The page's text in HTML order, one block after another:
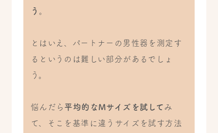
う 。
とはいえ、パートナーの男性器を測定す
るというのは難しい部分があるでしょ
う。
悩んだら 平均的なMサイズを試してみ
て、そこを基準に違うサイズを試す方法